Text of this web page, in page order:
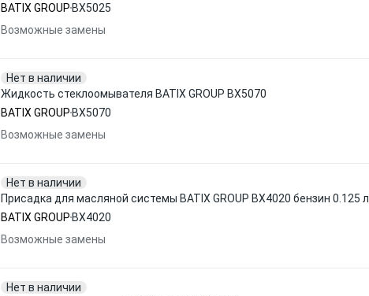
BATIX GROUP BX5025
Возможные замены
Нет в наличии
Жидкость стеклоомывателя BATIX GROUP BX5070
BATIX GROUP BX5070
Возможные замены
Нет в наличии
Присадка для масляной системы BATIX GROUP BX4020 бензин 0.125 л
BATIX GROUP BX4020
Возможные замены
Нет в наличии